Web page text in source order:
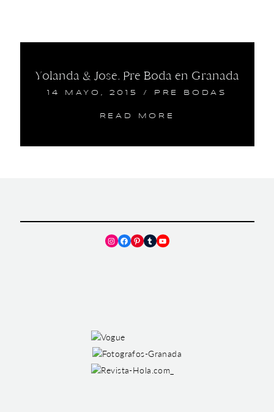
Yolanda & Jose. Pre Boda en Granada
14 MAYO, 2015 / PRE BODAS
READ MORE
Instagram
Facebook
Pinterest
TumblrYouTube